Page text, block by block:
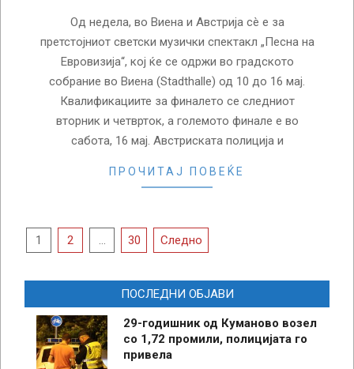
Од недела, во Виена и Австрија сè е за
претстојниот светски музички спектакл „Песна на
Евровизија“, кој ќе се одржи во градското
собрание во Виена (Stadthalle) од 10 до 16 мај.
Квалификациите за финалето се следниот
вторник и четврток, а големото финале е во
сабота, 16 мај. Австриската полиција и
ПРОЧИТАЈ ПОВЕЌЕ
Posts
1 2 30 Следно
ПОСЛЕДНИ ОБЈАВИ
29-годишник од Куманово возел
со 1,72 промили, полицијата го
привела